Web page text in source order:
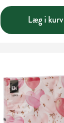
Læg i kurv